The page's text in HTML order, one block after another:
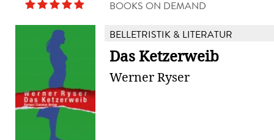
BOOKS ON DEMAND
BELLETRISTIK & LITERATUR
Das Ketzerweib
Werner Ryser